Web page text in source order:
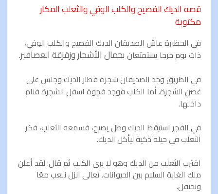
قصه الديك الفصيح والكلب الوفي والثعلب المكار
مكتوبة
في الحظيرة عاش الصديقان الديك الفصيح والكلب الوفي،
ذات يوم خرجا يستمتعان بجمال الأشجار وزقزقة العصافير.
في الطريق وجد الصديقان شجرة فطار الديك وجلس على
غصن الشجرة. أما الكلب فوجد فجوة اسفل الشجرة فنام
داخلها.
في الفجر استيقظ الديك وظل يصيح، فسمعه الثعلب، فكر
الثعلب في حيلة ذكية ليأكل الديك.
اقترب الثعلب من الديك وهو لا يرى الكلب ثم قال: لقد أعلن
ملك الغابة السلام بين الحيوانات. تعالى انزل نلعب معًا
ونحتفل.